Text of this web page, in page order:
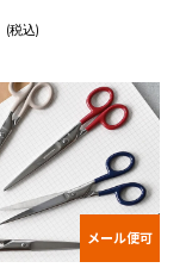
(税込)
メール便可